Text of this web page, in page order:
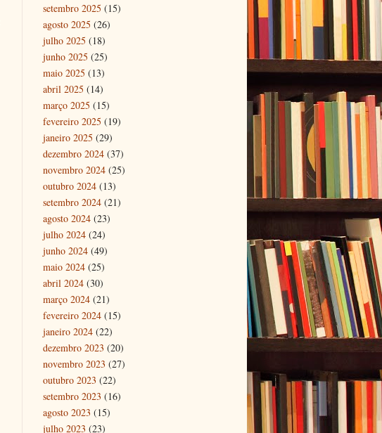
setembro 2025 (15)
agosto 2025 (26)
julho 2025 (18)
junho 2025 (25)
maio 2025 (13)
abril 2025 (14)
março 2025 (15)
fevereiro 2025 (19)
janeiro 2025 (29)
dezembro 2024 (37)
novembro 2024 (25)
outubro 2024 (13)
setembro 2024 (21)
agosto 2024 (23)
julho 2024 (24)
junho 2024 (49)
maio 2024 (25)
abril 2024 (30)
março 2024 (21)
fevereiro 2024 (15)
janeiro 2024 (22)
dezembro 2023 (20)
novembro 2023 (27)
outubro 2023 (22)
setembro 2023 (16)
agosto 2023 (15)
julho 2023 (23)